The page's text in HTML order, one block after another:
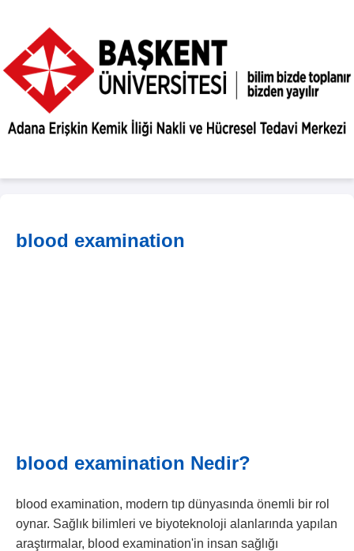
blood examination
blood examination Nedir?
blood examination, modern tıp dünyasında önemli bir rol
oynar. Sağlık bilimleri ve biyoteknoloji alanlarında yapılan
araştırmalar, blood examination'in insan sağlığı